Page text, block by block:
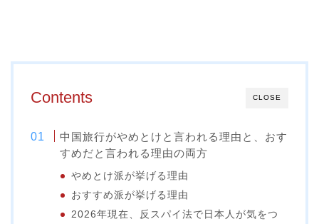
CLOSE
Contents
中国旅行がやめとけと言われる理由と、おす
すめだと言われる理由の両方
やめとけ派が挙げる理由
おすすめ派が挙げる理由
2026年現在、反スパイ法で日本人が気をつ